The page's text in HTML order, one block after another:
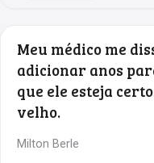
Meu médico me
adicionar anos
que ele esteja
velho.
Milton Berle